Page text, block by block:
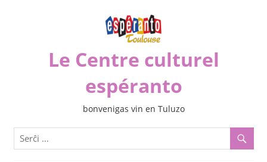
Le Centre culturel
espéranto
bonvenigas vin en Tuluzo